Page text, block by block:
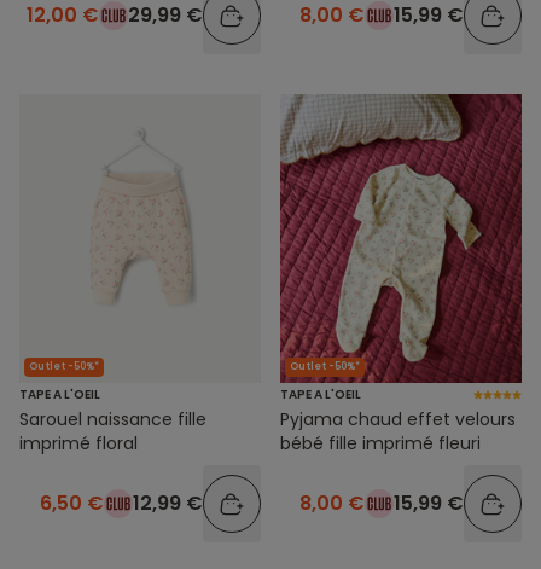
12,00 € 29,99 € 8,00 € 15,99 €
Outlet -50%*
TAPE A L'OEIL
Sarouel naissance fille
imprimé floral
6,50 € 12,99 €
Outlet -50%*
TAPE A L'OEIL
Pyjama chaud effet velours
bébé fille imprimé fleuri
8,00 € 15,99 €